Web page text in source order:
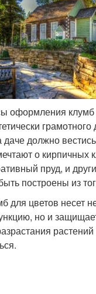
оформления клумб
грамотного
даче должно
о кирпичных
пруд, и
построены из
для цветов несет
но и